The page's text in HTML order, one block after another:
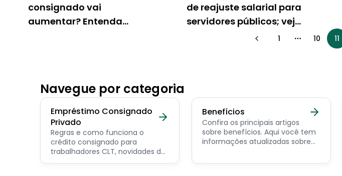
consignado vai
aumentar? Entenda
de reajuste salarial para
servidores públicos; veja
1 More10 11
Navegue por categoria
Empréstimo Consignado
Privado
Regras e como funciona o
crédito consignado para
trabalhadores CLT, novidades do
programa Crédito do
Benefícios
Confira os principais artigos
sobre benefícios. Aqui você tem
informações atualizadas sobre
servidor público, aposentado,